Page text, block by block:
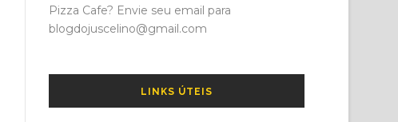
Pizza Cafe? Envie seu email para
blogdojuscelino@gmail.com
LINKS ÚTEIS